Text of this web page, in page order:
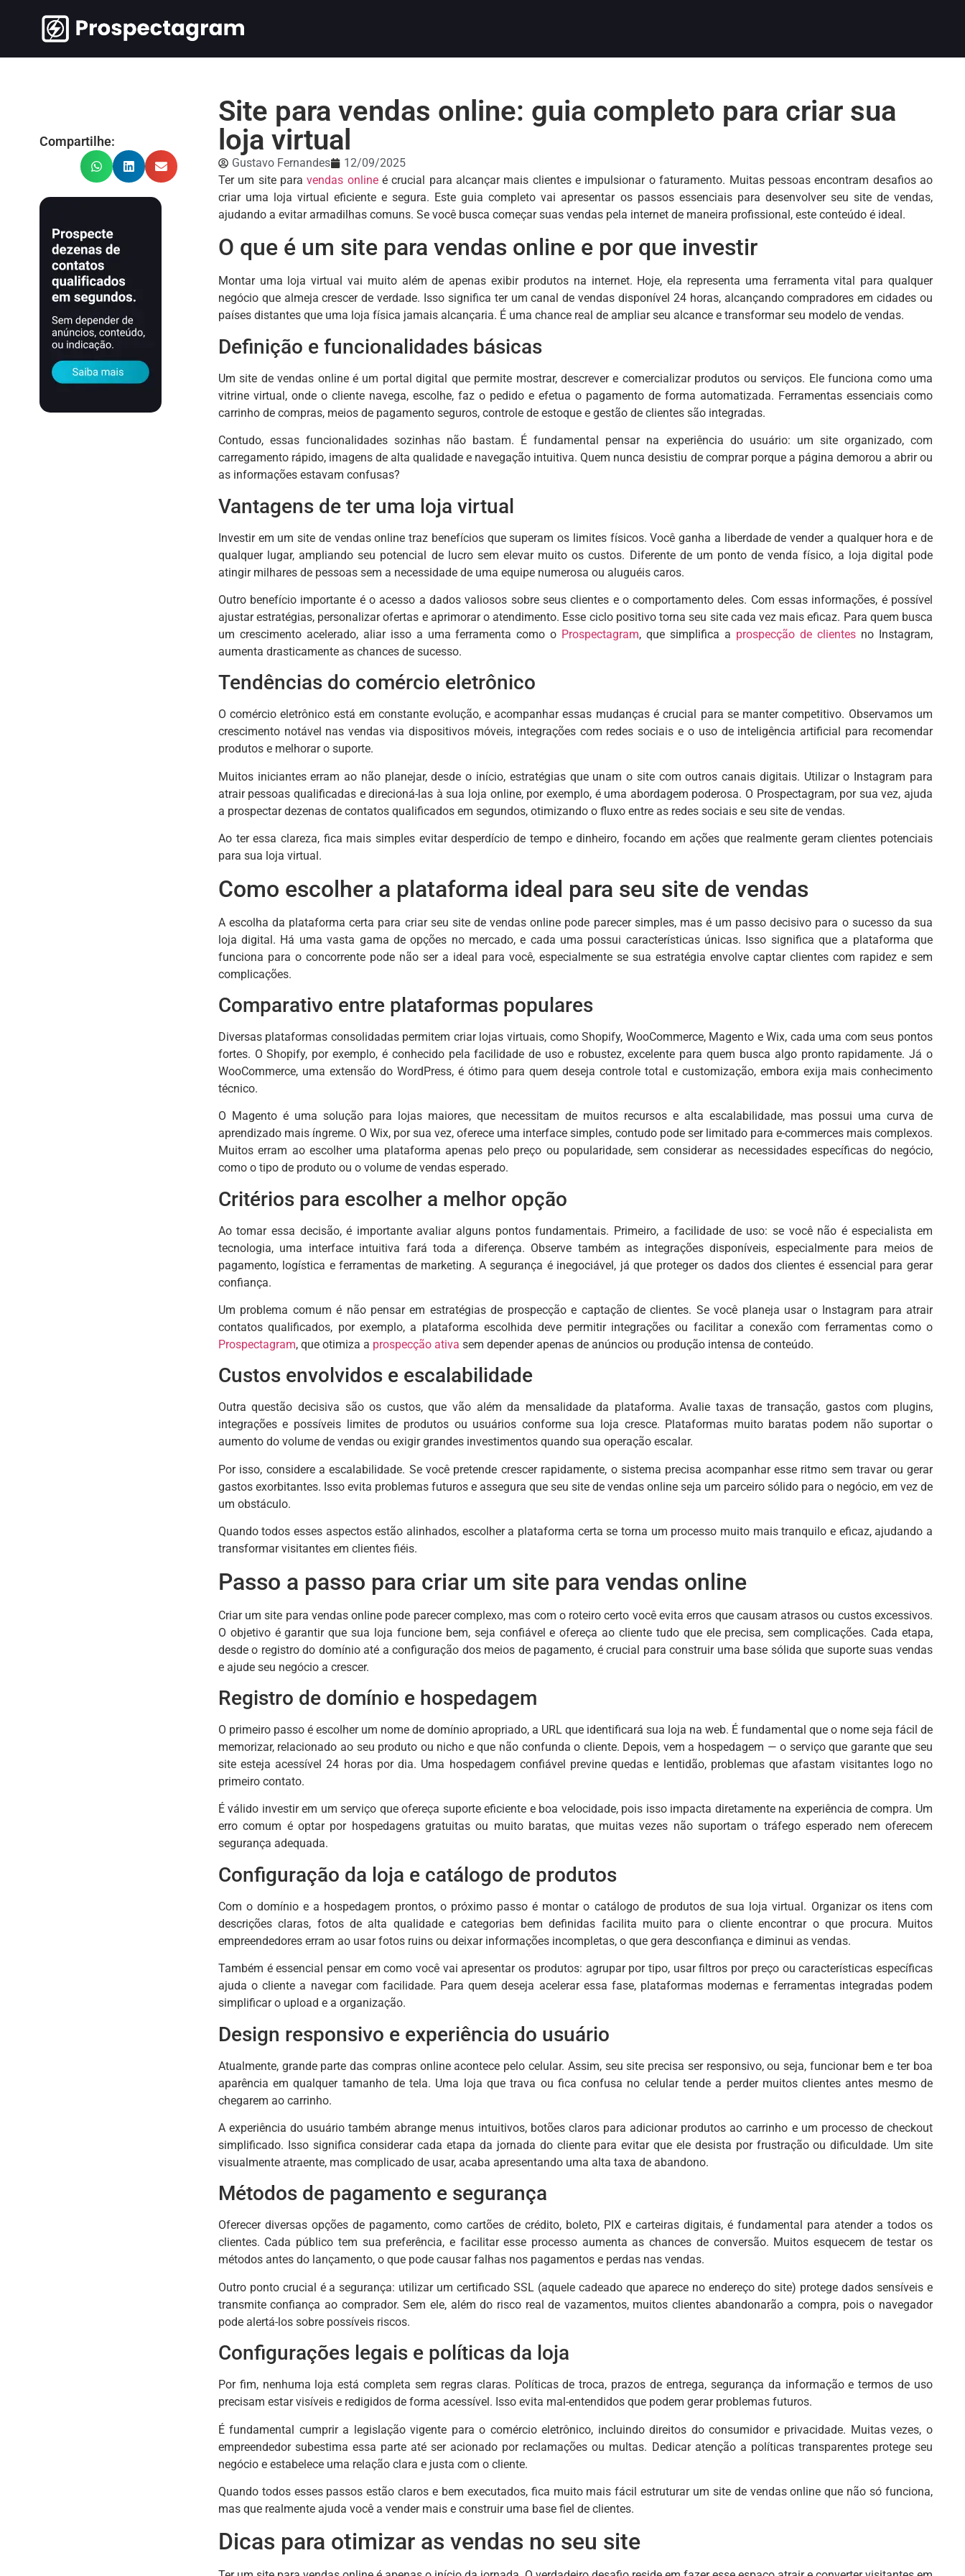
Compartilhe:
Site para vendas online: guia completo para criar sua
loja virtual
Gustavo Fernandes
12/09/2025
Ter um site paravendas onlineé crucial para alcançar mais clientes e impulsionar o faturamento. Muitas pessoas encontram desafios ao
criar uma loja virtual eficiente e segura. Este guia completo vai apresentar os passos essenciais para desenvolver seu site de vendas,
ajudando a evitar armadilhas comuns. Se você busca começar suas vendas pela internet de maneira profissional, este conteúdo é ideal.
O que é um site para vendas online e por que investir
Montar uma loja virtual vai muito além de apenas exibir produtos na internet. Hoje, ela representa uma ferramenta vital para qualquer
negócio que almeja crescer de verdade. Isso significa ter um canal de vendas disponível 24 horas, alcançando compradores em cidades ou
países distantes que uma loja física jamais alcançaria. É uma chance real de ampliar seu alcance e transformar seu modelo de vendas.
Definição e funcionalidades básicas
Um site de vendas online é um portal digital que permite mostrar, descrever e comercializar produtos ou serviços. Ele funciona como uma
vitrine virtual, onde o cliente navega, escolhe, faz o pedido e efetua o pagamento de forma automatizada. Ferramentas essenciais como
carrinho de compras, meios de pagamento seguros, controle de estoque e gestão de clientes são integradas.
Contudo, essas funcionalidades sozinhas não bastam. É fundamental pensar na experiência do usuário: um site organizado, com
carregamento rápido, imagens de alta qualidade e navegação intuitiva. Quem nunca desistiu de comprar porque a página demorou a abrir ou
as informações estavam confusas?
Vantagens de ter uma loja virtual
Investir em um site de vendas online traz benefícios que superam os limites físicos. Você ganha a liberdade de vender a qualquer hora e de
qualquer lugar, ampliando seu potencial de lucro sem elevar muito os custos. Diferente de um ponto de venda físico, a loja digital pode
atingir milhares de pessoas sem a necessidade de uma equipe numerosa ou aluguéis caros.
Outro benefício importante é o acesso a dados valiosos sobre seus clientes e o comportamento deles. Com essas informações, é possível
ajustar estratégias, personalizar ofertas e aprimorar o atendimento. Esse ciclo positivo torna seu site cada vez mais eficaz. Para quem busca
um crescimento acelerado, aliar isso a uma ferramenta como o Prospectagram, que simplifica a prospecção de clientes no Instagram,
aumenta drasticamente as chances de sucesso.
Tendências do comércio eletrônico
O comércio eletrônico está em constante evolução, e acompanhar essas mudanças é crucial para se manter competitivo. Observamos um
crescimento notável nas vendas via dispositivos móveis, integrações com redes sociais e o uso de inteligência artificial para recomendar
produtos e melhorar o suporte.
Muitos iniciantes erram ao não planejar, desde o início, estratégias que unam o site com outros canais digitais. Utilizar o Instagram para
atrair pessoas qualificadas e direcioná-las à sua loja online, por exemplo, é uma abordagem poderosa. O Prospectagram, por sua vez, ajuda
a prospectar dezenas de contatos qualificados em segundos, otimizando o fluxo entre as redes sociais e seu site de vendas.
Ao ter essa clareza, fica mais simples evitar desperdício de tempo e dinheiro, focando em ações que realmente geram clientes potenciais
para sua loja virtual.
Como escolher a plataforma ideal para seu site de vendas
A escolha da plataforma certa para criar seu site de vendas online pode parecer simples, mas é um passo decisivo para o sucesso da sua
loja digital. Há uma vasta gama de opções no mercado, e cada uma possui características únicas. Isso significa que a plataforma que
funciona para o concorrente pode não ser a ideal para você, especialmente se sua estratégia envolve captar clientes com rapidez e sem
complicações.
Comparativo entre plataformas populares
Diversas plataformas consolidadas permitem criar lojas virtuais, como Shopify, WooCommerce, Magento e Wix, cada uma com seus pontos
fortes. O Shopify, por exemplo, é conhecido pela facilidade de uso e robustez, excelente para quem busca algo pronto rapidamente. Já o
WooCommerce, uma extensão do WordPress, é ótimo para quem deseja controle total e customização, embora exija mais conhecimento
técnico.
O Magento é uma solução para lojas maiores, que necessitam de muitos recursos e alta escalabilidade, mas possui uma curva de
aprendizado mais íngreme. O Wix, por sua vez, oferece uma interface simples, contudo pode ser limitado para e-commerces mais complexos.
Muitos erram ao escolher uma plataforma apenas pelo preço ou popularidade, sem considerar as necessidades específicas do negócio,
como o tipo de produto ou o volume de vendas esperado.
Critérios para escolher a melhor opção
Ao tomar essa decisão, é importante avaliar alguns pontos fundamentais. Primeiro, a facilidade de uso: se você não é especialista em
tecnologia, uma interface intuitiva fará toda a diferença. Observe também as integrações disponíveis, especialmente para meios de
pagamento, logística e ferramentas de marketing. A segurança é inegociável, já que proteger os dados dos clientes é essencial para gerar
confiança.
Um problema comum é não pensar em estratégias de prospecção e captação de clientes. Se você planeja usar o Instagram para atrair
contatos qualificados, por exemplo, a plataforma escolhida deve permitir integrações ou facilitar a conexão com ferramentas como o
Prospectagram, que otimiza a prospecção ativa sem depender apenas de anúncios ou produção intensa de conteúdo.
Custos envolvidos e escalabilidade
Outra questão decisiva são os custos, que vão além da mensalidade da plataforma. Avalie taxas de transação, gastos com plugins,
integrações e possíveis limites de produtos ou usuários conforme sua loja cresce. Plataformas muito baratas podem não suportar o
aumento do volume de vendas ou exigir grandes investimentos quando sua operação escalar.
Por isso, considere a escalabilidade. Se você pretende crescer rapidamente, o sistema precisa acompanhar esse ritmo sem travar ou gerar
gastos exorbitantes. Isso evita problemas futuros e assegura que seu site de vendas online seja um parceiro sólido para o negócio, em vez de
um obstáculo.
Quando todos esses aspectos estão alinhados, escolher a plataforma certa se torna um processo muito mais tranquilo e eficaz, ajudando a
transformar visitantes em clientes fiéis.
Passo a passo para criar um site para vendas online
Criar um site para vendas online pode parecer complexo, mas com o roteiro certo você evita erros que causam atrasos ou custos excessivos.
O objetivo é garantir que sua loja funcione bem, seja confiável e ofereça ao cliente tudo que ele precisa, sem complicações. Cada etapa,
desde o registro do domínio até a configuração dos meios de pagamento, é crucial para construir uma base sólida que suporte suas vendas
e ajude seu negócio a crescer.
Registro de domínio e hospedagem
O primeiro passo é escolher um nome de domínio apropriado, a URL que identificará sua loja na web. É fundamental que o nome seja fácil de
memorizar, relacionado ao seu produto ou nicho e que não confunda o cliente. Depois, vem a hospedagem — o serviço que garante que seu
site esteja acessível 24 horas por dia. Uma hospedagem confiável previne quedas e lentidão, problemas que afastam visitantes logo no
primeiro contato.
É válido investir em um serviço que ofereça suporte eficiente e boa velocidade, pois isso impacta diretamente na experiência de compra. Um
erro comum é optar por hospedagens gratuitas ou muito baratas, que muitas vezes não suportam o tráfego esperado nem oferecem
segurança adequada.
Configuração da loja e catálogo de produtos
Com o domínio e a hospedagem prontos, o próximo passo é montar o catálogo de produtos de sua loja virtual. Organizar os itens com
descrições claras, fotos de alta qualidade e categorias bem definidas facilita muito para o cliente encontrar o que procura. Muitos
empreendedores erram ao usar fotos ruins ou deixar informações incompletas, o que gera desconfiança e diminui as vendas.
Também é essencial pensar em como você vai apresentar os produtos: agrupar por tipo, usar filtros por preço ou características específicas
ajuda o cliente a navegar com facilidade. Para quem deseja acelerar essa fase, plataformas modernas e ferramentas integradas podem
simplificar o upload e a organização.
Design responsivo e experiência do usuário
Atualmente, grande parte das compras online acontece pelo celular. Assim, seu site precisa ser responsivo, ou seja, funcionar bem e ter boa
aparência em qualquer tamanho de tela. Uma loja que trava ou fica confusa no celular tende a perder muitos clientes antes mesmo de
chegarem ao carrinho.
A experiência do usuário também abrange menus intuitivos, botões claros para adicionar produtos ao carrinho e um processo de checkout
simplificado. Isso significa considerar cada etapa da jornada do cliente para evitar que ele desista por frustração ou dificuldade. Um site
visualmente atraente, mas complicado de usar, acaba apresentando uma alta taxa de abandono.
Métodos de pagamento e segurança
Oferecer diversas opções de pagamento, como cartões de crédito, boleto, PIX e carteiras digitais, é fundamental para atender a todos os
clientes. Cada público tem sua preferência, e facilitar esse processo aumenta as chances de conversão. Muitos esquecem de testar os
métodos antes do lançamento, o que pode causar falhas nos pagamentos e perdas nas vendas.
Outro ponto crucial é a segurança: utilizar um certificado SSL (aquele cadeado que aparece no endereço do site) protege dados sensíveis e
transmite confiança ao comprador. Sem ele, além do risco real de vazamentos, muitos clientes abandonarão a compra, pois o navegador
pode alertá-los sobre possíveis riscos.
Configurações legais e políticas da loja
Por fim, nenhuma loja está completa sem regras claras. Políticas de troca, prazos de entrega, segurança da informação e termos de uso
precisam estar visíveis e redigidos de forma acessível. Isso evita mal-entendidos que podem gerar problemas futuros.
É fundamental cumprir a legislação vigente para o comércio eletrônico, incluindo direitos do consumidor e privacidade. Muitas vezes, o
empreendedor subestima essa parte até ser acionado por reclamações ou multas. Dedicar atenção a políticas transparentes protege seu
negócio e estabelece uma relação clara e justa com o cliente.
Quando todos esses passos estão claros e bem executados, fica muito mais fácil estruturar um site de vendas online que não só funciona,
mas que realmente ajuda você a vender mais e construir uma base fiel de clientes.
Dicas para otimizar as vendas no seu site